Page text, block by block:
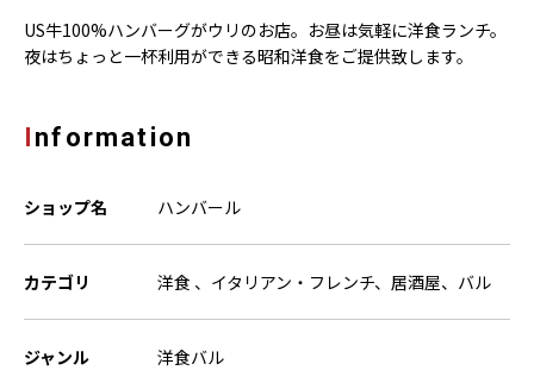
US牛100%ハンバーグがウリのお店。お昼は気軽に洋食ランチ。
夜はちょっと一杯利用ができる昭和洋食をご提供致します。
Information
ショップ名 ハンバール
カテゴリ 洋食 、イタリアン・フレンチ、居酒屋、バル
ジャンル 洋食バル